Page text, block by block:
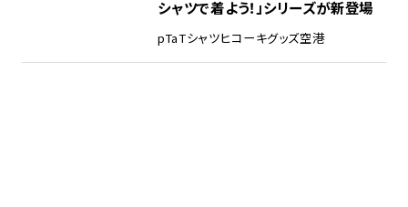
シャツで着よう！」シリーズが新登場
pTaTシャツヒコーキグッズ空港